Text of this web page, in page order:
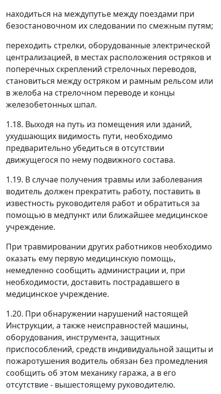
находиться на междупутье между поездами при
безостановочном их следовании по смежным путям;
переходить стрелки, оборудованные электрической
централизацией, в местах расположения остряков и
поперечных скреплений стрелочных переводов,
становиться между остряком и рамным рельсом или
в желоба на стрелочном переводе и концы
железобетонных шпал.
1.18. Выходя на путь из помещения или зданий,
ухудшающих видимость пути, необходимо
предварительно убедиться в отсутствии
движущегося по нему подвижного состава.
1.19. В случае получения травмы или заболевания
водитель должен прекратить работу, поставить в
известность руководителя работ и обратиться за
помощью в медпункт или ближайшее медицинское
учреждение.
При травмировании других работников необходимо
оказать ему первую медицинскую помощь,
немедленно сообщить администрации и, при
необходимости, доставить пострадавшего в
медицинское учреждение.
1.20. При обнаружении нарушений настоящей
Инструкции, а также неисправностей машины,
оборудования, инструмента, защитных
приспособлений, средств индивидуальной защиты и
пожаротушения водитель обязан без промедления
сообщить об этом механику гаража, а в его
отсутствие - вышестоящему руководителю.